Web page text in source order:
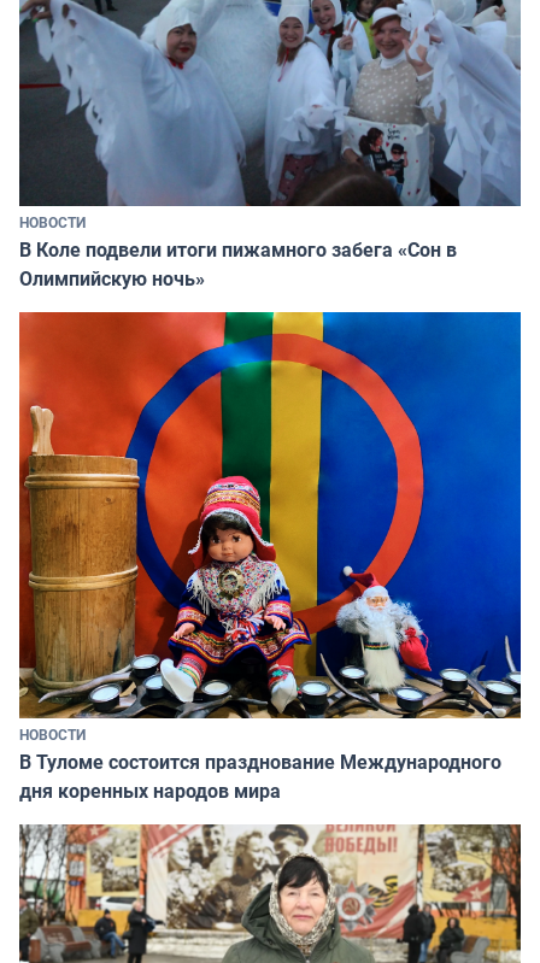
НОВОСТИ
В Коле подвели итоги пижамного забега «Сон в
Олимпийскую ночь»
НОВОСТИ
В Туломе состоится празднование Международного
дня коренных народов мира